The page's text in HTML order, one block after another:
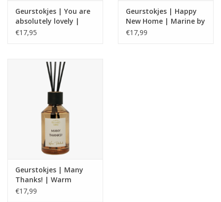
Geurstokjes | You are
absolutely lovely |
Citrus Verbena| My
€17,95
Geurstokjes | Happy
New Home | Marine by
night| My flame
€17,99
Geurstokjes | Many
Thanks! | Warm
Patchouli | My flame
€17,99